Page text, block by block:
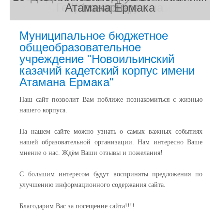
Парад Памяти 2023
Фестиваль гимнастики
Клятва кадета
"Казачья лава"
Георгия Зеляпукина
Клятва кадета
1 сентября
пожарных
Атамана Ермака
Муниципальное бюджетное
общеобразовательное
учреждение "Новоильинский
казачий кадетский корпус имени
Атамана Ермака"
Наш сайт позволит Вам поближе познакомиться с жизнью
нашего корпуса.
На нашем сайте можно узнать о самых важных событиях
нашей образовательной организации. Нам интересно Ваше
мнение о нас. Ждём Ваши отзывы и пожелания!
С большим интересом будут восприняты предложения по
улучшению информационного содержания сайта.
Благодарим Вас за посещение сайта!!!!